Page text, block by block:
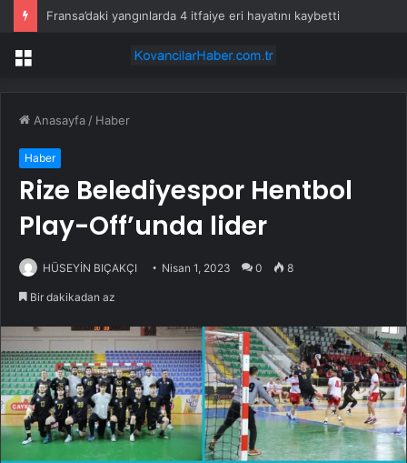
Fransa’daki yangınlarda 4 itfaiye eri hayatını kaybetti
Menü
Anasayfa / Haber
Haber
Rize Belediyespor Hentbol
Play-Off’unda lider
HÜSEYİN BIÇAKÇI Nisan 1, 2023 0 8
Bir dakikadan az